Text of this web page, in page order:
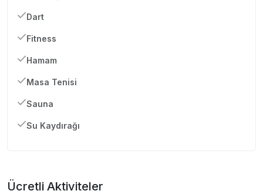
Dart
Fitness
Hamam
Masa Tenisi
Sauna
Su Kaydırağı
Ücretli Aktiviteler